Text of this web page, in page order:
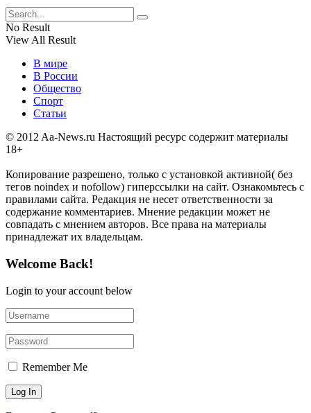
No Result
View All Result
В мире
В России
Общество
Спорт
Статьи
© 2012 Aa-News.ru Настоящий ресурс содержит материалы
18+
Копирование разрешено, только с установкой активной( без
тегов noindex и nofollow) гиперссылки на сайт. Ознакомьтесь с
правилами сайта. Редакция не несет ответственности за
содержание комментариев. Мнение редакции может не
совпадать с мнением авторов. Все права на материалы
принадлежат их владельцам.
Welcome Back!
Login to your account below
Remember Me